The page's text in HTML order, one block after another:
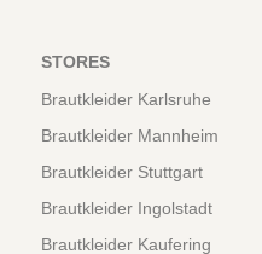
STORES
Brautkleider Karlsruhe
Brautkleider Mannheim
Brautkleider Stuttgart
Brautkleider Ingolstadt
Brautkleider Kaufering